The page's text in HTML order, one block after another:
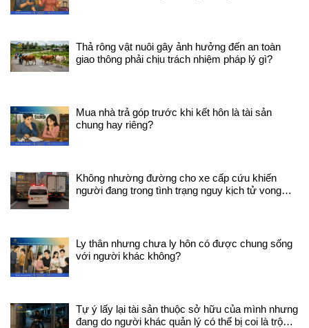
Thả rông vật nuôi gây ảnh hưởng đến an toàn
giao thông phải chịu trách nhiệm pháp lý gì?
Mua nhà trả góp trước khi kết hôn là tài sản
chung hay riêng?
Không nhường đường cho xe cấp cứu khiến
người đang trong tình trạng nguy kịch tử vong
Ly thân nhưng chưa ly hôn có được chung sống
với người khác không?
Tự ý lấy lại tài sản thuộc sở hữu của mình nhưng
đang do người khác quản lý có thể bị coi là trộm